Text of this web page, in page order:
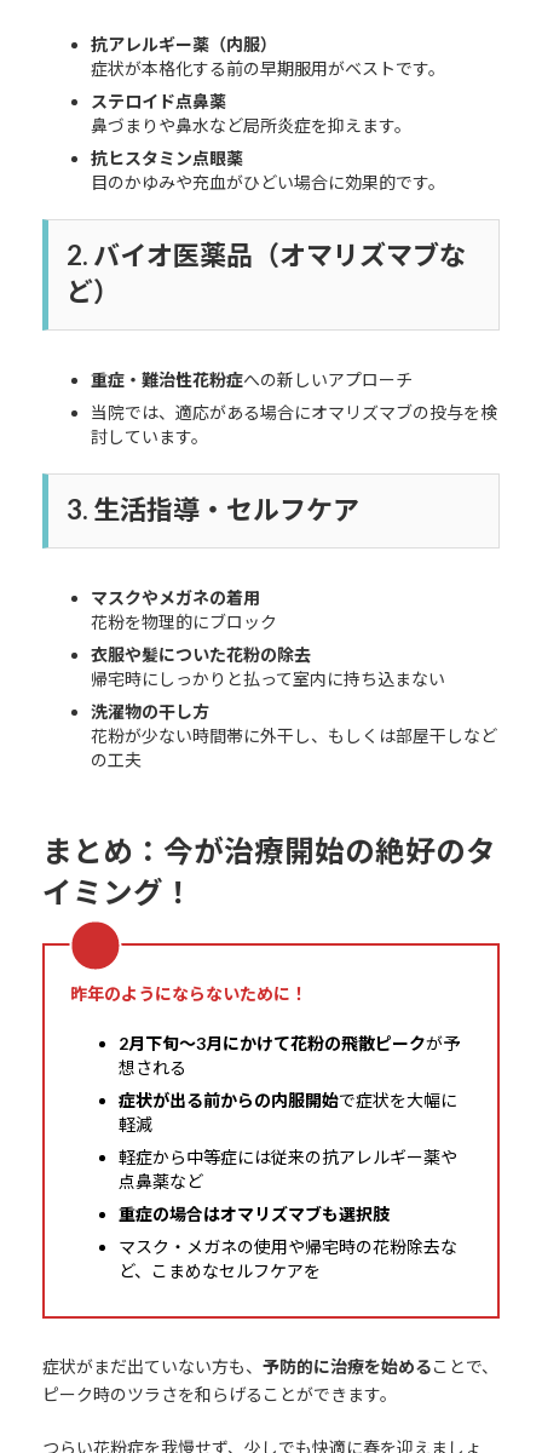
抗アレルギー薬（内服）
症状が本格化する前の早期服用がベストです。
ステロイド点鼻薬
鼻づまりや鼻水など局所炎症を抑えます。
抗ヒスタミン点眼薬
目のかゆみや充血がひどい場合に効果的です。
2. バイオ医薬品（オマリズマブな
ど）
重症・難治性花粉症への新しいアプローチ
当院では、適応がある場合にオマリズマブの投与を検
討しています。
3. 生活指導・セルフケア
マスクやメガネの着用
花粉を物理的にブロック
衣服や髪についた花粉の除去
帰宅時にしっかりと払って室内に持ち込まない
洗濯物の干し方
花粉が少ない時間帯に外干し、もしくは部屋干しなど
の工夫
まとめ：今が治療開始の絶好のタ
イミング！
昨年のようにならないために！
2月下旬～3月にかけて花粉の飛散ピークが予
想される
症状が出る前からの内服開始で症状を大幅に
軽減
軽症から中等症には従来の抗アレルギー薬や
点鼻薬など
重症の場合はオマリズマブも選択肢
マスク・メガネの使用や帰宅時の花粉除去な
ど、こまめなセルフケアを
症状がまだ出ていない方も、 予防的に治療を始めることで、
ピーク時のツラさを和らげることができます。
つらい花粉症を我慢せず、少しでも快適に春を迎えましょ